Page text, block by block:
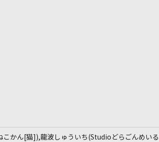
かん[猫]),龍波しゅういち(Studioどらごんめい